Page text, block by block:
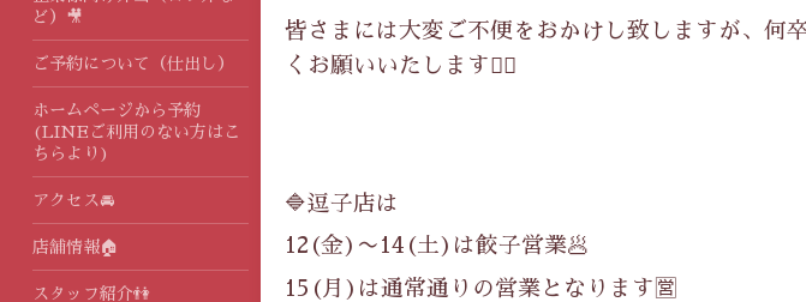
皆さまには大変ご不便をおかけし致しますが、何
くお願いいたします🙇‍♀️
🔷逗子店は
12(金)〜14(土)は餃子営業🥟
15(月)は通常通りの営業となります🈺
ど）🎥
ご予約について（仕出し）
ホームページから予約
(LINEご利用のない方はこ
ちらより)
アクセス🚘
店舗情報🏠
スタッフ紹介👫